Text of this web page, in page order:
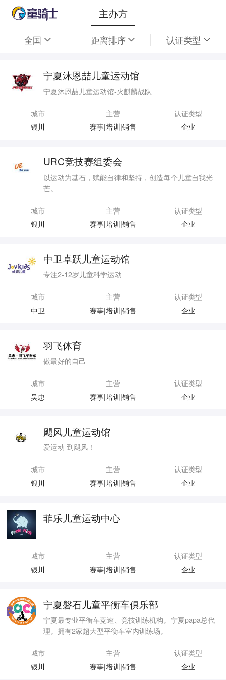
主办方
全国 距离排序 认证类型
宁夏沐恩喆儿童运动馆
宁夏沐恩喆儿童运动馆-火麒麟战队
城市
银川
主营
赛事|培训|销售
认证类型
企业
URC竞技赛组委会
以运动为基石，赋能自律和坚持，创造每个儿童自我光
芒。
城市
银川
主营
赛事|培训|销售
认证类型
企业
中卫卓跃儿童运动馆
专注2-12岁儿童科学运动
城市
中卫
主营
赛事|培训|销售
认证类型
企业
羽飞体育
做最好的自己
城市
吴忠
主营
赛事|培训|销售
认证类型
企业
飓风儿童运动馆
爱运动 到飓风！
城市
银川
主营
赛事|培训|销售
认证类型
企业
菲乐儿童运动中心
城市
银川
主营
赛事|培训|销售
认证类型
企业
宁夏磐石儿童平衡车俱乐部
宁夏最专业平衡车竞速、竞技训练机构。宁夏papa总代
理。拥有2家超大型平衡车室内训练场。
城市
银川
主营
赛事|培训|销售
认证类型
企业